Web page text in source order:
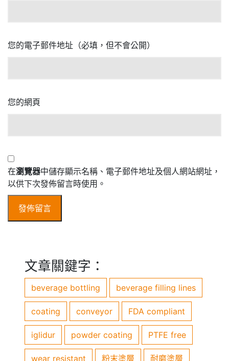
您的電子郵件地址（必填，但不會公開）
您的網頁
在瀏覽器中儲存顯示名稱、電子郵件地址及個人網站網址，
以供下次發佈留言時使用。
文章關鍵字：
beverage bottling beverage filling lines
coating conveyor FDA compliant
iglidur powder coating PTFE free
wear resistant 粉末塗層 耐磨塗層